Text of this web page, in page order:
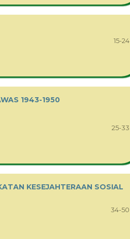
15-24
1943-1950
25-33
KESEJAHTERAAN SOSIAL
34-50